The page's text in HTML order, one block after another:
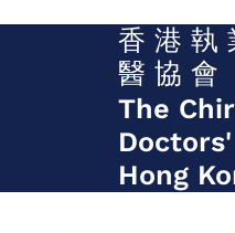
香 港 執
醫 協 會
The
Hong